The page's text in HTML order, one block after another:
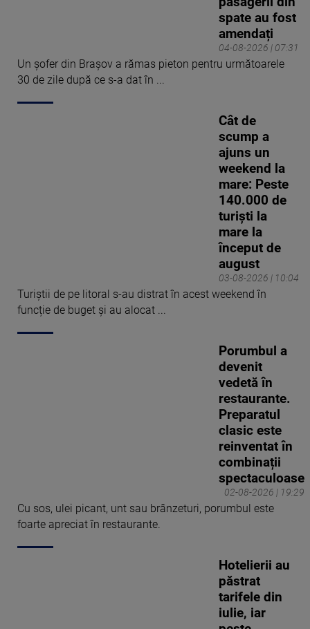
04-08-2026 | 07:31
spate au fost
amendați
Un șofer din Brașov a rămas pieton pentru următoarele
30 de zile după ce s-a dat în ...
03-08-2026 | 10:04
Cât de
scump a
ajuns un
weekend la
mare: Peste
140.000 de
turiști la
mare la
început de
august
Turiștii de pe litoral s-au distrat în acest weekend în
funcție de buget și au alocat ...
02-08-2026 | 19:29
Porumbul a
devenit
vedetă în
restaurante.
Preparatul
clasic este
reinventat în
combinații
spectaculoase
Cu sos, ulei picant, unt sau brânzeturi, porumbul este
foarte apreciat în restaurante.
Hotelierii au
păstrat
tarifele din
iulie, iar